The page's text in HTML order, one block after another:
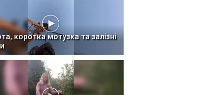
коротка мотузка та залізні